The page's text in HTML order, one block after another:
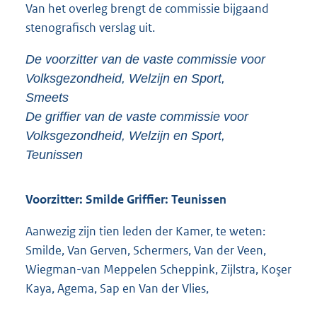
Van het overleg brengt de commissie bijgaand
stenografisch verslag uit.
De voorzitter van de vaste commissie voor
Volksgezondheid, Welzijn en Sport,
Smeets
De griffier van de vaste commissie voor
Volksgezondheid, Welzijn en Sport,
Teunissen
Voorzitter: Smilde Griffier: Teunissen
Aanwezig zijn tien leden der Kamer, te weten:
Smilde, Van Gerven, Schermers, Van der Veen,
Wiegman-van Meppelen Scheppink, Zijlstra, Koşer
Kaya, Agema, Sap en Van der Vlies,